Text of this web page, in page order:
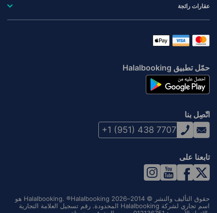
عقارات رائجة
حمّل تطبيق Halalbooking
اتّصِل بنا
+1 (951) 438 7707
تابعنا على
حقوق التأليف والنشر © 2014–2026 Halalbooking. ®Halalbooking هو
اسم تجاري لشركة Halalbooking المحدودة. رقم تسجيل العلامة التجارية